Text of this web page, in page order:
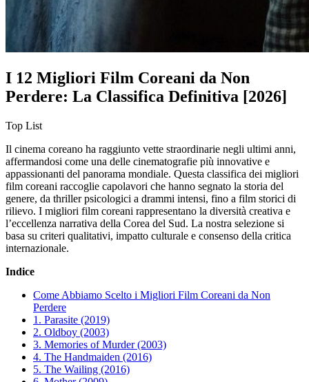
I 12 Migliori Film Coreani da Non
Perdere: La Classifica Definitiva [2026]
Top List
Il cinema coreano ha raggiunto vette straordinarie negli ultimi anni,
affermandosi come una delle cinematografie più innovative e
appassionanti del panorama mondiale. Questa classifica dei migliori
film coreani raccoglie capolavori che hanno segnato la storia del
genere, da thriller psicologici a drammi intensi, fino a film storici di
rilievo. I migliori film coreani rappresentano la diversità creativa e
l’eccellenza narrativa della Corea del Sud. La nostra selezione si
basa su criteri qualitativi, impatto culturale e consenso della critica
internazionale.
Indice
Come Abbiamo Scelto i Migliori Film Coreani da Non
Perdere
1. Parasite (2019)
2. Oldboy (2003)
3. Memories of Murder (2003)
4. The Handmaiden (2016)
5. The Wailing (2016)